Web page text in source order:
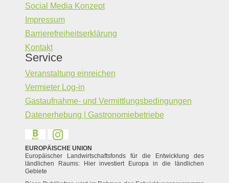
Social Media Konzept
Impressum
Barrierefreiheitserklärung
Kontakt
Service
Veranstaltung einreichen
Vermieter Log-in
Gastaufnahme- und Vermittlungsbedingungen
Datenerhebung | Gastronomiebetriebe
EUROPÄISCHE UNION
Europäischer Landwirtschaftsfonds für die Entwicklung des
ländlichen Raums: Hier investiert Europa in die ländlichen
Gebiete